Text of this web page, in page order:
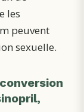
les
peuvent
sexuelle.